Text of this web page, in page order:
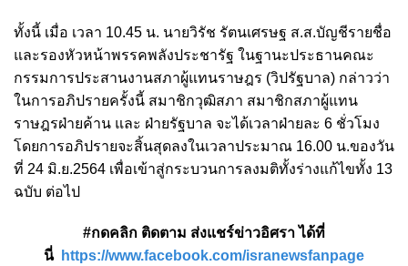
ทั้งนี้ เมื่อ เวลา 10.45 น. นายวิรัช รัตนเศรษฐ ส.ส.บัญชีรายชื่อ
และรองหัวหน้าพรรคพลังประชารัฐ ในฐานะประธานคณะ
กรรมการประสานงานสภาผู้แทนราษฎร (วิปรัฐบาล) กล่าวว่า
ในการอภิปรายครั้งนี้ สมาชิกวุฒิสภา สมาชิกสภาผู้แทน
ราษฎรฝ่ายค้าน และ ฝ่ายรัฐบาล จะได้เวลาฝ่ายละ 6 ชั่วโมง
โดยการอภิปรายจะสิ้นสุดลงในเวลาประมาณ 16.00 น.ของวัน
ที่ 24 มิ.ย.2564 เพื่อเข้าสู่กระบวนการลงมติทั้งร่างแก้ไขทั้ง 13
ฉบับ ต่อไป
#กดคลิก ติดตาม ส่งแชร์ข่าวอิศรา ได้ที่
นี่ https://www.facebook.com/isranewsfanpage